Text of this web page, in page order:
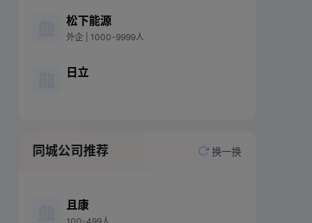
松下能源
外企 | 1000-9999人
日立
同城公司推荐 换一换
且康